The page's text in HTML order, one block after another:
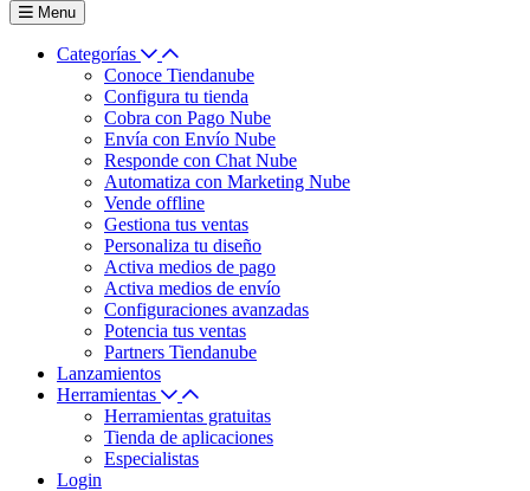
Menu
Categorías
Conoce Tiendanube
Configura tu tienda
Cobra con Pago Nube
Envía con Envío Nube
Responde con Chat Nube
Automatiza con Marketing Nube
Vende offline
Gestiona tus ventas
Personaliza tu diseño
Activa medios de pago
Activa medios de envío
Configuraciones avanzadas
Potencia tus ventas
Partners Tiendanube
Lanzamientos
Herramientas
Herramientas gratuitas
Tienda de aplicaciones
Especialistas
Login